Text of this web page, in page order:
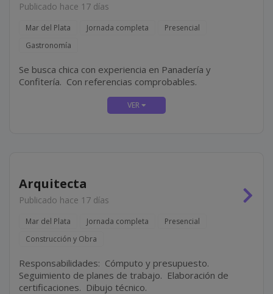
Publicado hace 17 días
Mar del Plata Jornada completa
Presencial
Gastronomía
Se busca chica con experiencia en Panadería y
Confitería. Con referencias comprobables.
Arquitecta
Publicado hace 17 días
Mar del Plata Jornada completa
Presencial
Construcción y Obra
Responsabilidades: Cómputo y presupuesto.
Seguimiento de planes de trabajo. Elaboración de
certificaciones. Dibujo técnico.